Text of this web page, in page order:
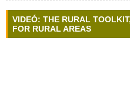
VIDEÓ: THE RURAL
FOR RURAL AREAS